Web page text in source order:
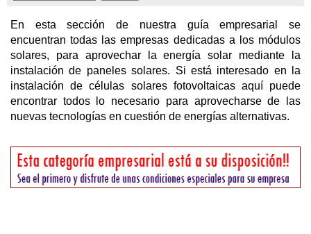
En esta sección de nuestra guía empresarial se
encuentran todas las empresas dedicadas a los módulos
solares, para aprovechar la energía solar mediante la
instalación de paneles solares. Si está interesado en la
instalación de células solares fotovoltaicas aquí puede
encontrar todos lo necesario para aprovecharse de las
nuevas tecnologías en cuestión de energías alternativas.